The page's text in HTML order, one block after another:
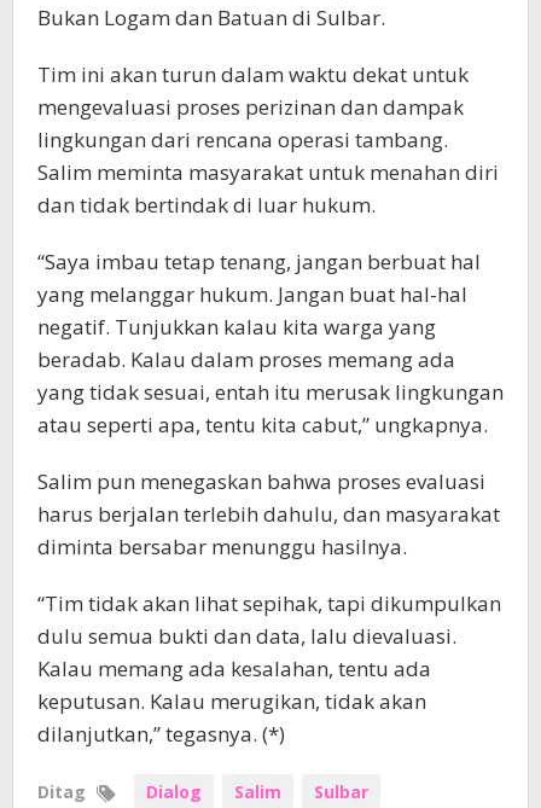
Bukan Logam dan Batuan di Sulbar.
Tim ini akan turun dalam waktu dekat untuk
mengevaluasi proses perizinan dan dampak
lingkungan dari rencana operasi tambang.
Salim meminta masyarakat untuk menahan diri
dan tidak bertindak di luar hukum.
“Saya imbau tetap tenang, jangan berbuat hal
yang melanggar hukum. Jangan buat hal-hal
negatif. Tunjukkan kalau kita warga yang
beradab. Kalau dalam proses memang ada
yang tidak sesuai, entah itu merusak lingkungan
atau seperti apa, tentu kita cabut,” ungkapnya.
Salim pun menegaskan bahwa proses evaluasi
harus berjalan terlebih dahulu, dan masyarakat
diminta bersabar menunggu hasilnya.
“Tim tidak akan lihat sepihak, tapi dikumpulkan
dulu semua bukti dan data, lalu dievaluasi.
Kalau memang ada kesalahan, tentu ada
keputusan. Kalau merugikan, tidak akan
dilanjutkan,” tegasnya. (*)
Ditag Dialog Salim Sulbar